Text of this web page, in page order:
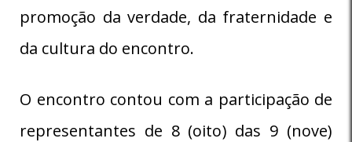
promoção da verdade, da fraternidade e
da cultura do encontro.
O encontro contou com a participação de
representantes de 8 (oito) das 9 (nove)